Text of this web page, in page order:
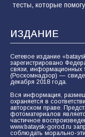
тесты, которые
ИЗДАНИЕ
Сетевое издание
зарегистрировано
связи, информационных
(Роскомнадзор) —
декабря 2018 года.
Вся информация,
охраняется в
авторском праве.
фотоматериалов
частичное
www.bataysk-gorod.ru
соблюдать морально-